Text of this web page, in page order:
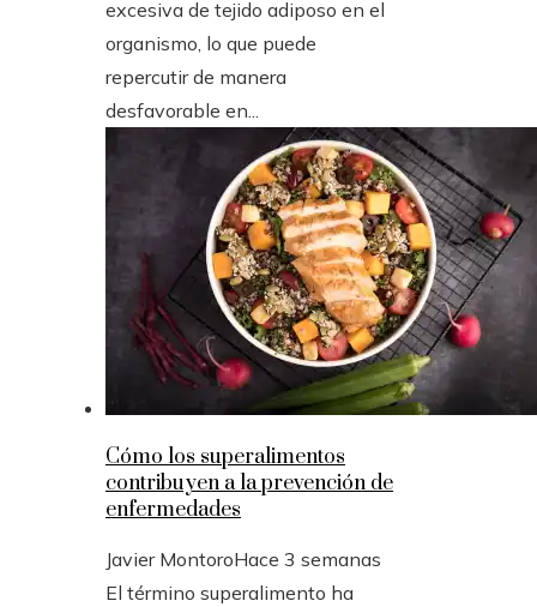
excesiva de tejido adiposo en el
organismo, lo que puede
repercutir de manera
desfavorable en...
Cómo los superalimentos
contribuyen a la prevención de
enfermedades
Javier MontoroHace 3 semanas
El término superalimento ha